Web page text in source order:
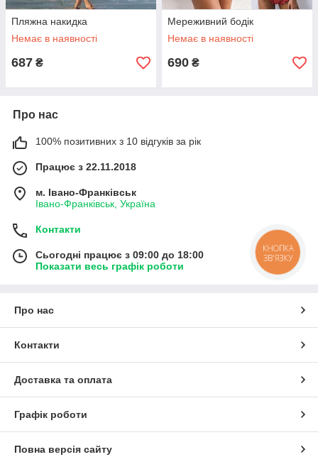
Пляжна накидка
Немає в наявності
687 ₴
Мереживний бодік
Немає в наявності
690 ₴
Про нас
100% позитивних з 10 відгуків за рік
Працює з 22.11.2018
м. Івано-Франківськ
Івано-Франківськ, Україна
Контакти
Сьогодні працює з 09:00 до 18:00
Показати весь графік роботи
Про нас
Контакти
Доставка та оплата
Графік роботи
Повна версія сайту
КНОПКА
ЗВ'ЯЗКУ